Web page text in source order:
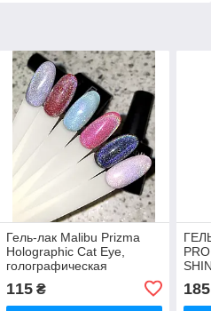
Гель-лак Malibu Prizma
Holographic Cat Eye,
голографическая
115₴ 185